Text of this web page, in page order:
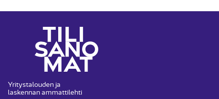
Yritystalouden ja
laskennan ammattilehti